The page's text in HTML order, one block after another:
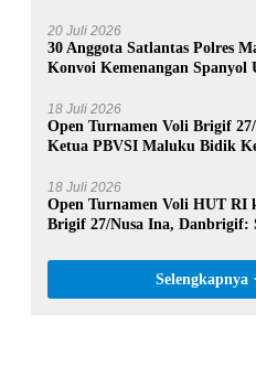
20 Juli 2026
30 Anggota Satlantas Polres
Konvoi Kemenangan Spanyol
18 Juli 2026
Open Turnamen Voli Brigif
Ketua PBVSI Maluku Bidik
18 Juli 2026
Open Turnamen Voli HUT RI
Brigif 27/Nusa Ina, Danbrigif:
Selengkapnya